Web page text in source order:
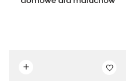
Czytaj dalej